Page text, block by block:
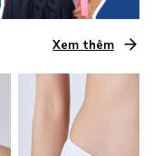
Xem thêm